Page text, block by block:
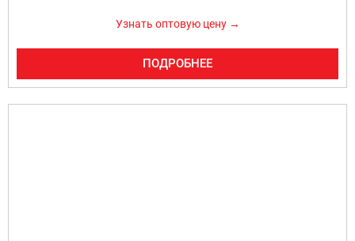
Узнать оптовую цену →
ПОДРОБНЕЕ